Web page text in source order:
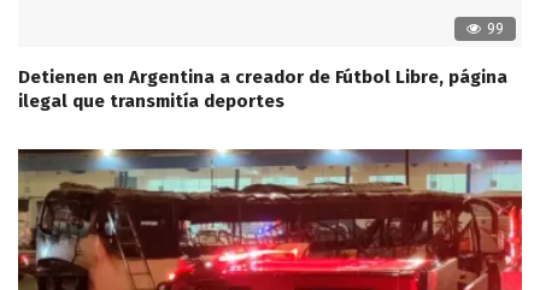
99
Detienen en Argentina a creador de Fútbol Libre, página
ilegal que transmitía deportes